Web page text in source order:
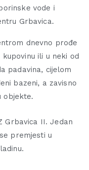
vode i
Grbavica.
dnevno prođe
ili u neki od
padavina, cijelom
bazeni, a zavisno
objekte.
Grbavica II. Jedan
premjesti u